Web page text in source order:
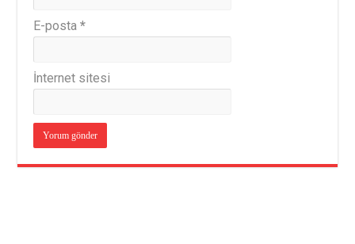
E-posta*
İnternet sitesi